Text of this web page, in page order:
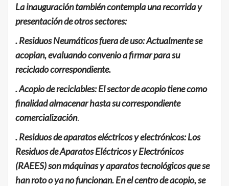
La inauguración también contempla una recorrida y
presentación de otros sectores:
. Residuos Neumáticos fuera de uso: Actualmente se
acopian, evaluando convenio a firmar para su
reciclado correspondiente.
. Acopio de reciclables: El sector de acopio tiene como
finalidad almacenar hasta su correspondiente
comercialización.
. Residuos de aparatos eléctricos y electrónicos: Los
Residuos de Aparatos Eléctricos y Electrónicos
(RAEES) son máquinas y aparatos tecnológicos que se
han roto o ya no funcionan. En el centro de acopio, se